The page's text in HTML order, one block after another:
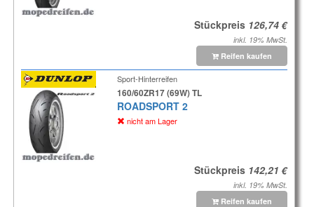
Stückpreis
inkl. 19% MwSt.
Reifen kaufen
Sport-Hinterreifen
160/60ZR17 (69W) TL
ROADSPORT 2
nicht am Lager
Stückpreis
inkl. 19% MwSt.
Reifen kaufen